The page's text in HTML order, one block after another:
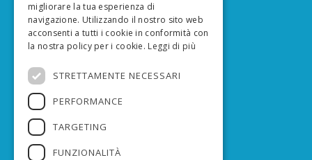
FINANZIATO DA
migliorare la tua esperienza di
navigazione. Utilizzando il nostro sito web
acconsenti a tutti i cookie in conformità con
la nostra policy per i cookie. Leggi di più
STRETTAMENTE NECESSARI
PERFORMANCE
TARGETING
FUNZIONALITÀ